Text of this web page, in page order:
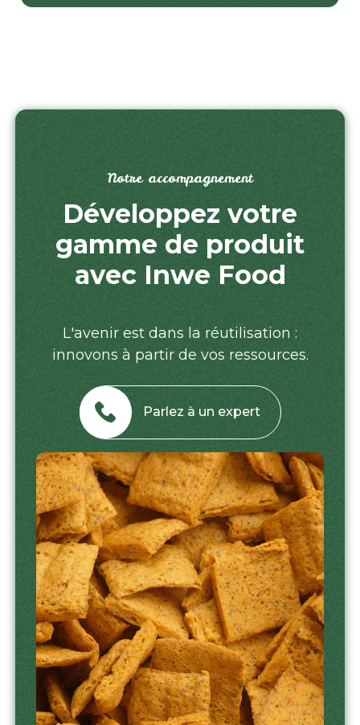
Notre accompagnement
Développez votre
gamme de produit
avec Inwe Food
L'avenir est dans la réutilisation :
innovons à partir de vos ressources.
Parlez à un expert